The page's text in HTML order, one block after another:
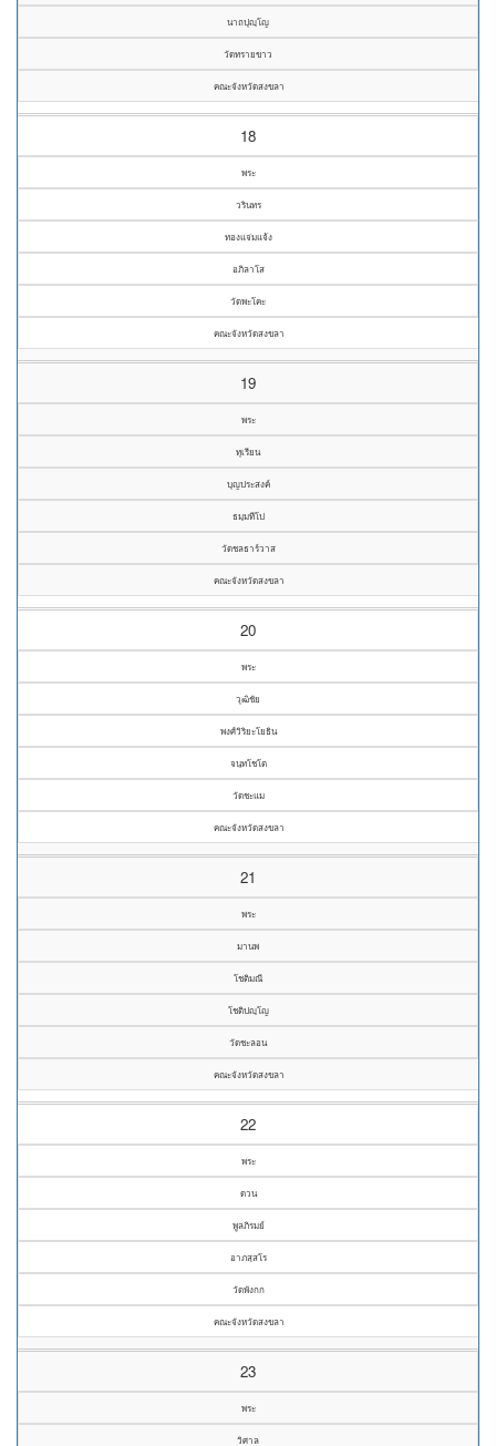
นาถปุญฺโญ
วัดทรายขาว
คณะจังหวัดสงขลา
18
พระ
วรินทร
ทองแจ่มแจ้ง
อภิลาโส
วัดพะโคะ
คณะจังหวัดสงขลา
19
พระ
ทุเรียน
บุญประสงค์
ธมฺมทีโป
วัดชลธาร์วาส
คณะจังหวัดสงขลา
20
พระ
วุฒิชัย
พงศ์วิริยะโยธิน
จนฺทโชโต
วัดชะแม
คณะจังหวัดสงขลา
21
พระ
มานพ
โชติมณี
โชติปญฺโญ
วัดชะลอน
คณะจังหวัดสงขลา
22
พระ
ดวน
พูลภิรมย์
อาภสฺสโร
วัดพังกก
คณะจังหวัดสงขลา
23
พระ
วิศาล